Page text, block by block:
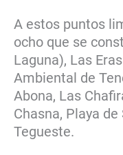
A estos puntos
ocho que se
Laguna), Las
Ambiental de
Abona, Las
Chasna, Playa
Tegueste.